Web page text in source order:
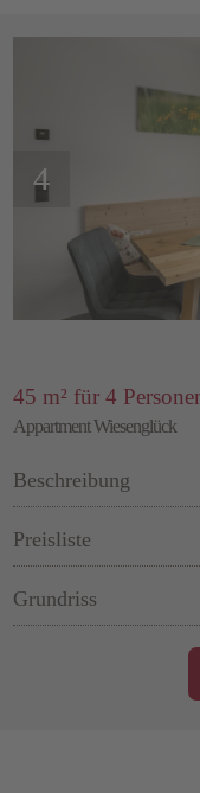
45 m² für 4
Appartment Wiesenglück
Beschreibung
Preisliste
Grundriss